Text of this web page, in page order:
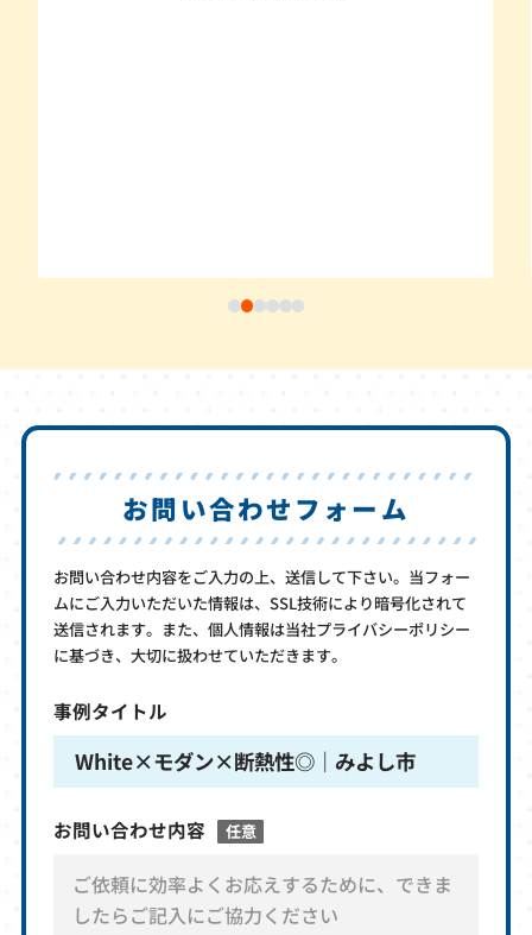
お問い合わせフォーム
お問い合わせ内容をご入力の上、送信して下さい。当フォー
ムにご入力いただいた情報は、SSL技術により暗号化されて
送信されます。また、個人情報は当社プライバシーポリシー
に基づき、大切に扱わせていただきます。
事例タイトル
White×モダン×断熱性◎｜みよし市
お問い合わせ内容 任意